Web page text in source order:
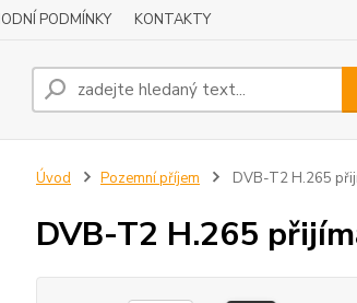
PODMÍNKY KONTAKTY
Úvod Pozemní příjem DVB-T2 H.265
DVB-T2 H.265